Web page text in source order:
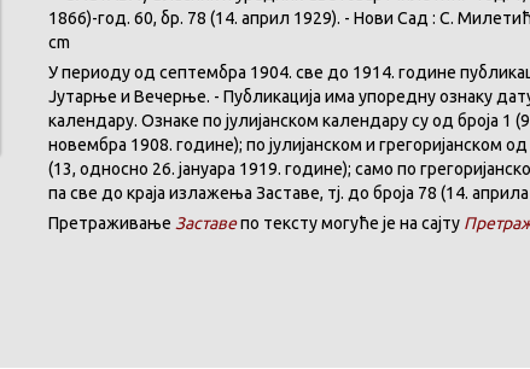
1866)-год. 60, бр. 78 (14. април 1929). - Нови Сад : С.
cm
Упериодуод септембра 1904. све до 1914. године
Јутарње и Вечерње. - Публикација има упореднуознаку
календару. Ознаке по јулијанском календару су од броја 1
новембра 1908. године); по јулијанском и грегоријанском
(13, односно 26. јануара 1919. године); само по
па све до краја излажења Заставе, тј. до броја 78 (14.
Претраживање Заставепо тексту могуће је на сајту